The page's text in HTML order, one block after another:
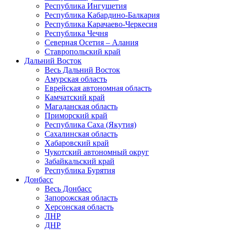
Республика Ингушетия
Республика Кабардино-Балкария
Республика Карачаево-Черкесия
Республика Чечня
Северная Осетия – Алания
Ставропольский край
Дальний Восток
Весь Дальний Восток
Амурская область
Еврейская автономная область
Камчатский край
Магаданская область
Приморский край
Республика Саха (Якутия)
Сахалинская область
Хабаровский край
Чукотский автономный округ
Забайкальский край
Республика Бурятия
Донбасс
Весь Донбасс
Запорожская область
Херсонская область
ЛНР
ДНР